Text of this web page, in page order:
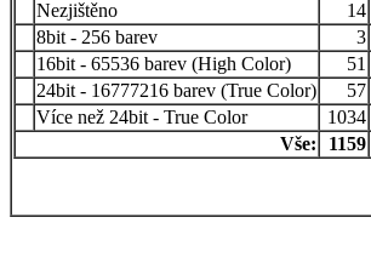
Nezjištěno
14
8bit - 256 barev
3
16bit - 65536 barev (High Color)
51
24bit - 16777216 barev (True Color)
57
Více než 24bit - True Color
1034
Vše:
1159